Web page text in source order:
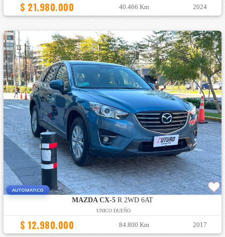
$ 21.980.000 40.466 Km 2024
AUTOMATICO
MAZDA CX-5 R 2WD 6AT
UNICO DUEÑO
$ 12.980.000 84.800 Km 2017